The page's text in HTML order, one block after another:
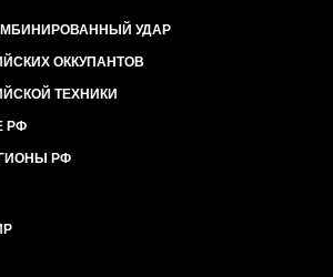
УДАР
ОККУПАНТОВ
ТЕХНИКИ
РФ
РФ